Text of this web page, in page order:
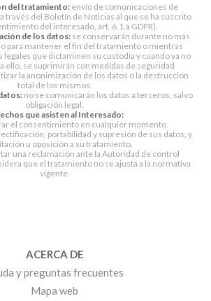
del tratamiento: envío de comunicaciones de
través del Boletín de Noticias al que se ha suscrito
del interesado, art. 6.1.a GDPR).
de los datos:se conservarán durante no más
para mantener el fin del tratamiento o mientras
que dictaminen su custodia y cuando ya no
ello, se suprimirán con medidas de seguridad
la anonimización de los datos o la destrucción
total de los mismos.
no se comunicarán los datos a terceros, salvo
obligación legal.
que asisten al Interesado:
el consentimiento en cualquier momento.
portabilidad y supresión de sus datos, y
u oposición a su tratamiento.
una reclamación ante la Autoridad de control
que el tratamiento no se ajusta a la normativa
vigente.
ACERCA DE
y preguntas frecuentes
Mapa web